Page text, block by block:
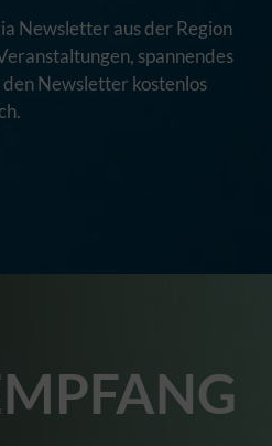
Newsletter aus der Region
spannendes
Newsletter kostenlos